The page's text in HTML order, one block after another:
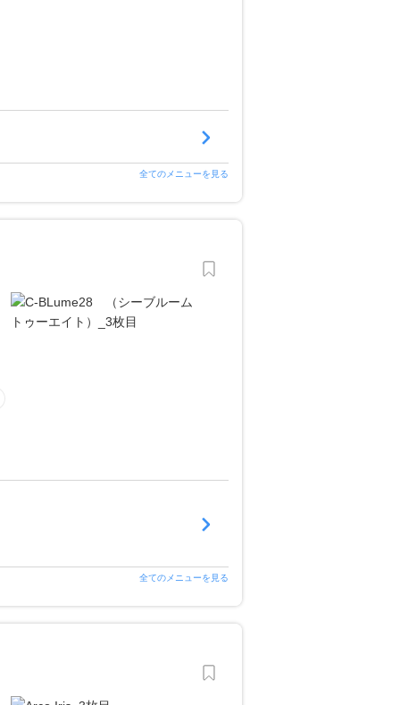
全てのメニューを見る
全てのメニューを見る